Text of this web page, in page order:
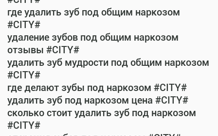
где удалить зуб под общим наркозом
#CITY#
удаление зубов под общим наркозом
отзывы #CITY#
удалить зуб мудрости под общим наркозом
#CITY#
где делают зубы под наркозом #CITY#
удалить зуб под наркозом цена #CITY#
сколько стоит удалить зуб под наркозом
#CITY#